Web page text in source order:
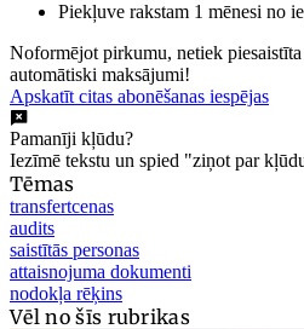
Piekļuve rakstam 1 mēnesi no
Noformējot pirkumu, netiek
automātiski maksājumi!
Apskatīt citas abonēšanas iespējas
Pamanīji kļūdu?
Iezīmē tekstu un spied "ziņot par
Tēmas
transfertcenas
audits
saistītās personas
attaisnojuma dokumenti
nodokļa rēķins
Vēl no šīs rubrikas